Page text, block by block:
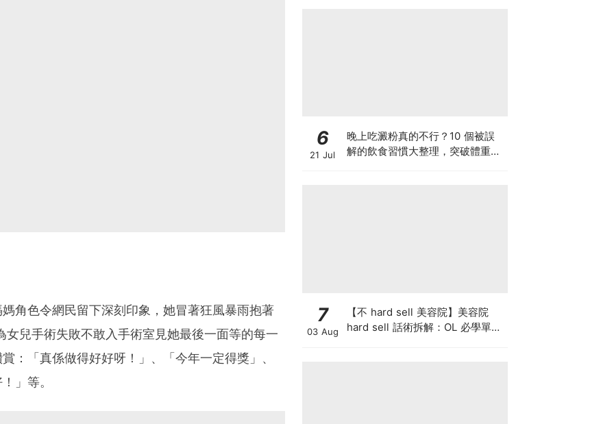
角色令網民留下深刻印象，她冒著狂風暴雨抱著
兒手術失敗不敢入手術室見她最後一面等的每一
：「真係做得好好呀！」、「今年一定得獎」、
」等。
6
21 Jul
晚上吃澱粉真的不行？10 個被誤
解的飲食習慣大整理，突破體重停
7
03 Aug
【不 hard sell 美容院】美容院
hard sell 話術拆解：OL 必學單次